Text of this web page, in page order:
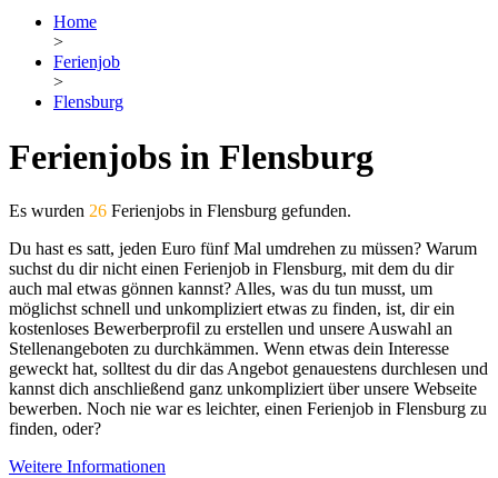
Home
>
Ferienjob
>
Flensburg
Ferienjobs in Flensburg
Es wurden 26 Ferienjobs in Flensburg gefunden.
Du hast es satt, jeden Euro fünf Mal umdrehen zu müssen? Warum
suchst du dir nicht einen Ferienjob in Flensburg, mit dem du dir
auch mal etwas gönnen kannst? Alles, was du tun musst, um
möglichst schnell und unkompliziert etwas zu finden, ist, dir ein
kostenloses Bewerberprofil zu erstellen und unsere Auswahl an
Stellenangeboten zu durchkämmen. Wenn etwas dein Interesse
geweckt hat, solltest du dir das Angebot genauestens durchlesen und
kannst dich anschließend ganz unkompliziert über unsere Webseite
bewerben. Noch nie war es leichter, einen Ferienjob in Flensburg zu
finden, oder?
Weitere Informationen